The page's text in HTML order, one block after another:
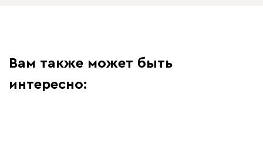
Вам также может быть
интересно: